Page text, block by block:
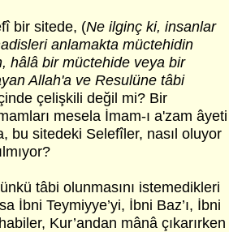
bir sitede, (Ne ilginç ki, insanlar
anlamakta müctehidin
hâlâ bir müctehide veya bir
Allah'a ve Resulüne tâbi
çelişkili değil mi? Bir
mesela İmam-ı a'zam âyeti
bu sitedeki Selefîler, nasıl oluyor
tâbi olunmasını istemedikleri
İbni Teymiyye’yi, İbni Baz’ı, İbni
Kur’andan mânâ çıkarırken